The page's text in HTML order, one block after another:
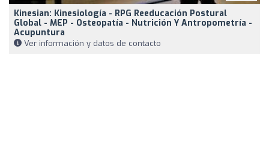
Kinesian: Kinesiología - RPG Reeducación Postural
Global - MEP - Osteopatía - Nutrición Y Antropometría -
Acupuntura
Ver información y datos de contacto